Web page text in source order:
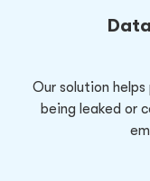
Our solution
being leaked or